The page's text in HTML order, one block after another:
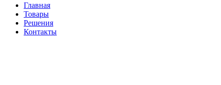
Главная
Товары
Решения
Контакты